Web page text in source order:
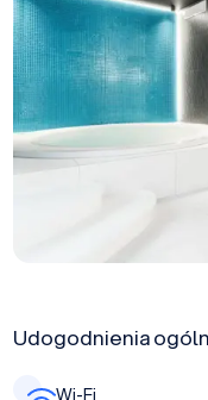
Udogodnienia
Wi-Fi